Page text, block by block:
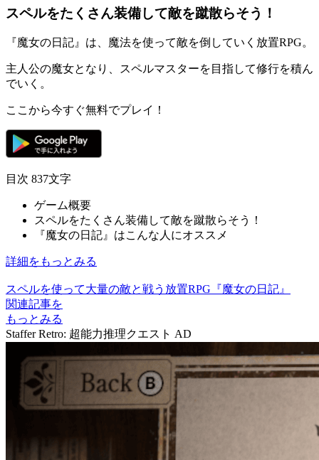
スペルをたくさん装備して敵を蹴散らそう！
『魔女の日記』は、魔法を使って敵を倒していく 放置RPG。
主人公の魔女となり、 スペルマスターを目指して修行を積ん
でいく。
ここから今すぐ無料でプレイ！
目次 837文字
ゲーム概要
スペルをたくさん装備して敵を蹴散らそう！
『魔女の日記』はこんな人にオススメ
詳細をもっとみる
スペルを使って大量の敵と戦う放置RPG『魔女の日記』
関連記事を
もっとみる
Staffer Retro: 超能力推理クエスト AD